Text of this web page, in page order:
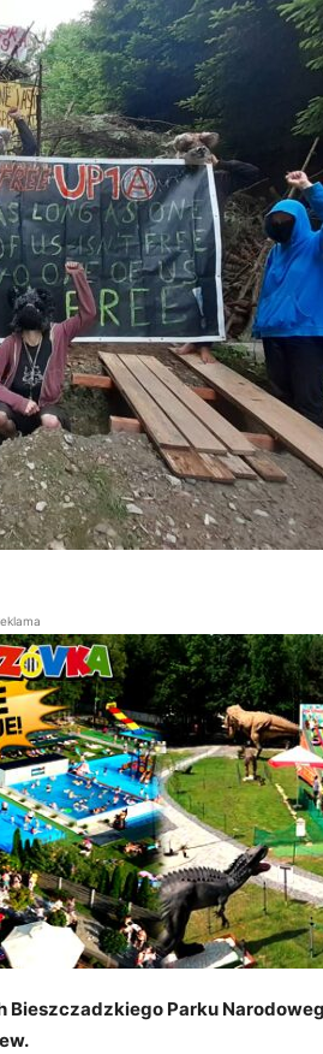
Bieszczadzkiego Parku